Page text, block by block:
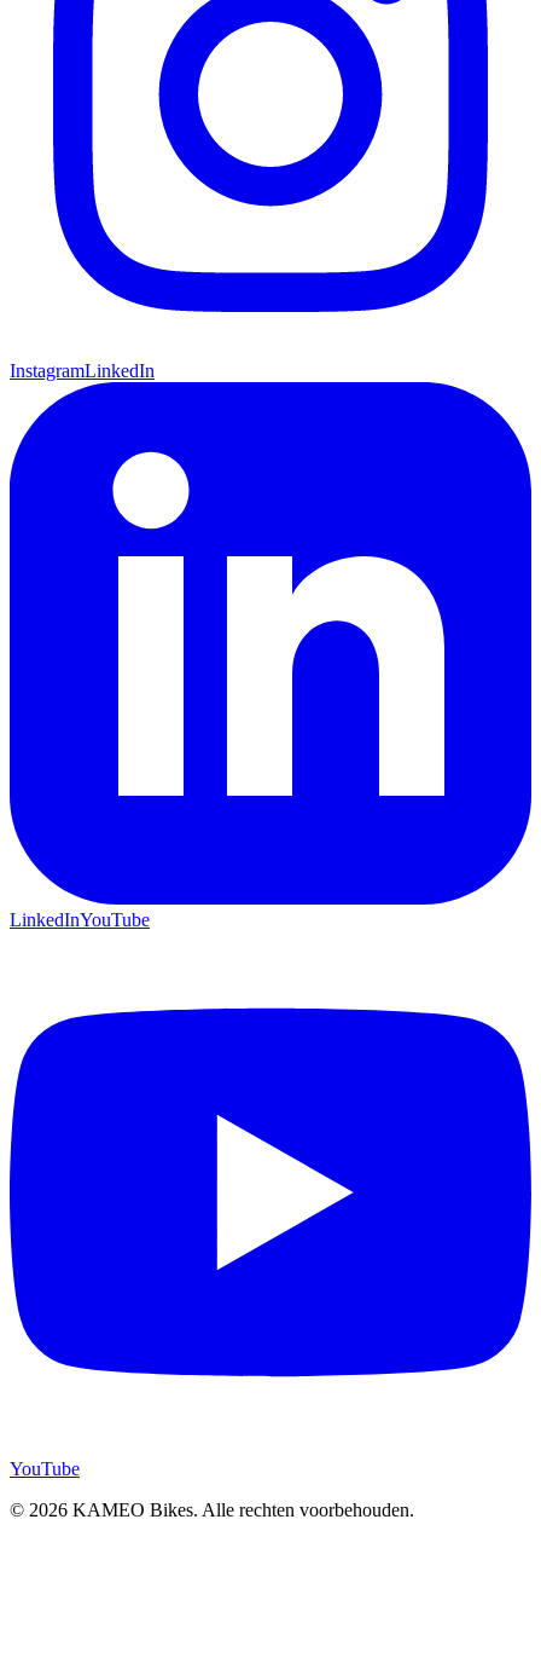
InstagramLinkedIn
LinkedInYouTube
YouTube
© 2026 KAMEO Bikes. Alle rechten voorbehouden.